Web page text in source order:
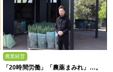
農業経営
「20時間労働」「農薬まみれ」…。